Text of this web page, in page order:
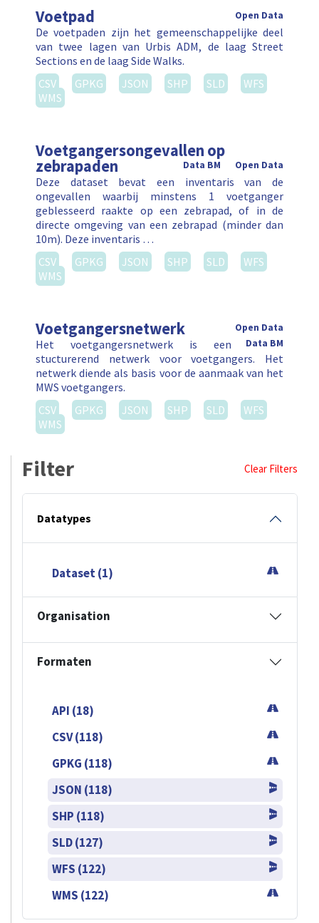
Voetpad Open Data
De voetpaden zijn het gemeenschappelijke deel
van twee lagen van Urbis ADM, de laag Street
Sections en de laag Side Walks.
CSV
GPKG JSON SHP SLD
WFS
WMS
Voetgangersongevallen op
zebrapaden Open Data
Data BM
Deze dataset bevat een inventaris van de
ongevallen waarbij minstens 1 voetganger
geblesseerd raakte op een zebrapad, of in de
directe omgeving van een zebrapad (minder dan
10m). Deze inventaris …
CSV
GPKG JSON SHP SLD
WFS
WMS
Voetgangersnetwerk
Open Data
Data BM
Het voetgangersnetwerk is een
stucturerend netwerk voor voetgangers. Het
netwerk diende als basis voor de aanmaak van het
MWS voetgangers.
CSV
GPKG JSON SHP SLD
WFS
WMS
Filter Clear Filters
Datatypes
Dataset (1)
Organisation
Formaten
API (18)
CSV (118)
GPKG (118)
JSON (118)
SHP (118)
SLD (127)
WFS (122)
WMS (122)